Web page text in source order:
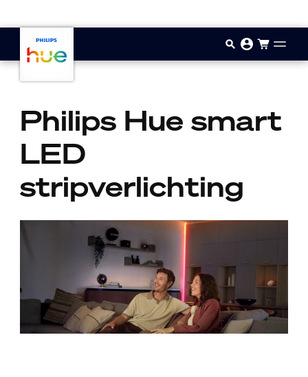
Philips Hue smart
LED
stripverlichting